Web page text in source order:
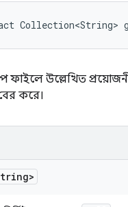
Collection<String>
ফাইলে উল্লেখিত
করে।